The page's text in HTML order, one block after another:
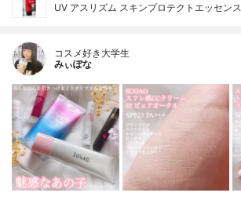
UV アスリズム スキンプロテクトエッセンス
コスメ好き大学生
みぃぽな